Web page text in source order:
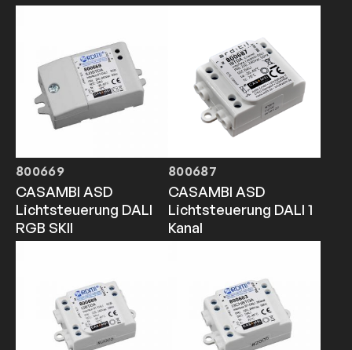
800669
CASAMBI ASD
Lichtsteuerung DALI
RGB SKII
800687
CASAMBI ASD
Lichtsteuerung DALI 1
Kanal